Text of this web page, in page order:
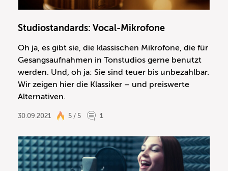
Studiostandards: Vocal-Mikrofone
Oh ja, es gibt sie, die klassischen Mikrofone, die für
Gesangsaufnahmen in Tonstudios gerne benutzt
werden. Und, oh ja: Sie sind teuer bis unbezahlbar.
Wir zeigen hier die Klassiker – und preiswerte
Alternativen.
30.09.2021 5 / 5 1